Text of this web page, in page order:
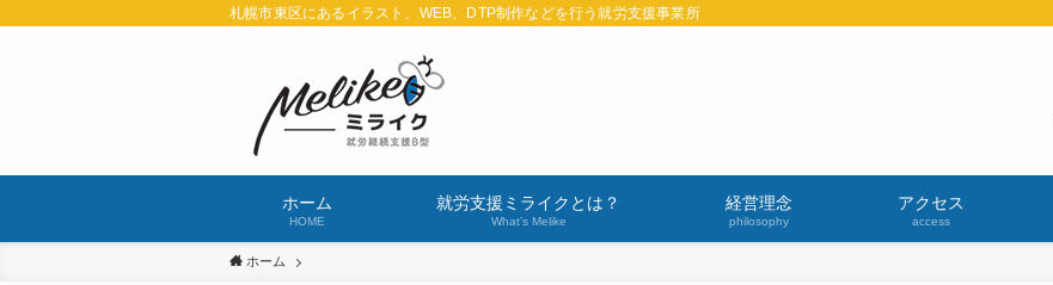
札幌市東区にあるイラスト、WEB、DTP制作などを行う就労支援事業所
ホーム
HOME
就労支援ミライクとは？
What’s Melike
経営理念
philosophy
アクセス
access
ホーム